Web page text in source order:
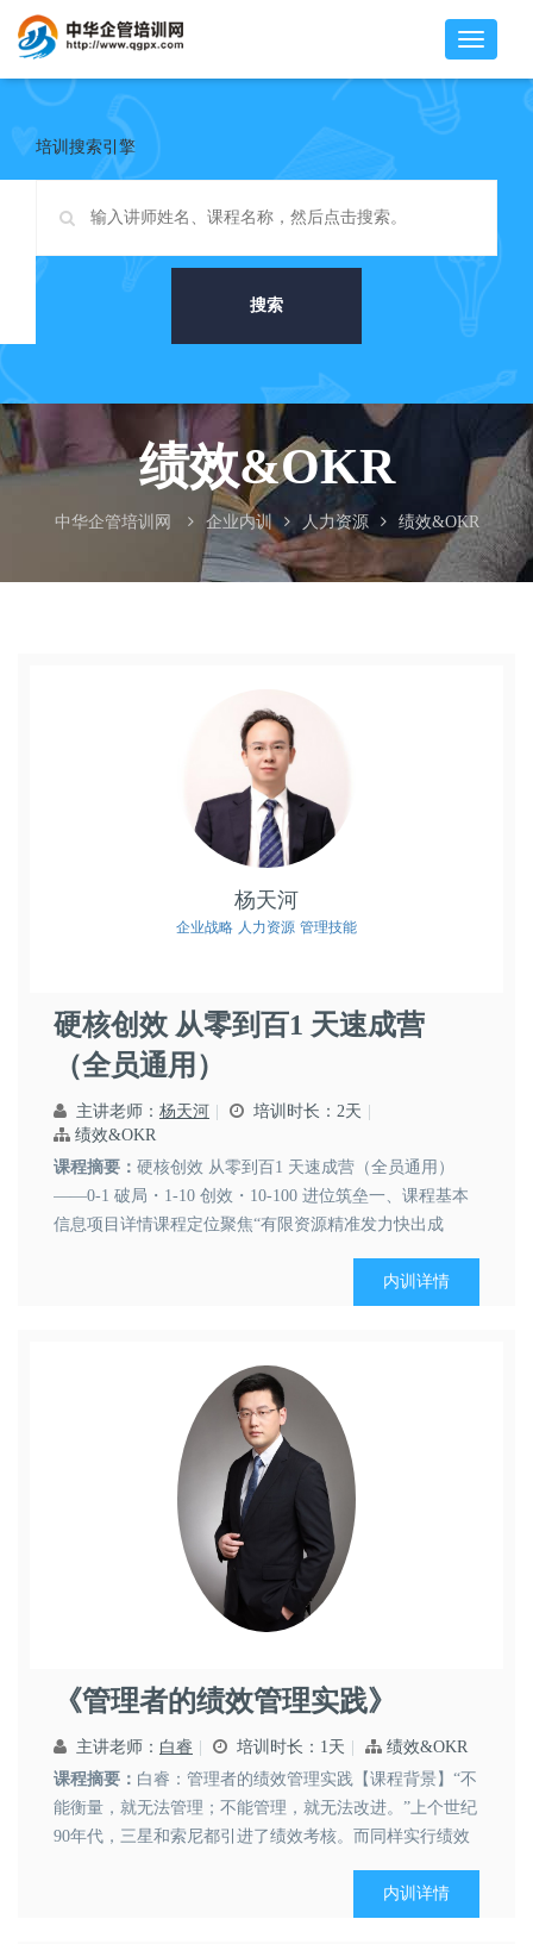
培训搜索引擎
搜索
绩效&OKR
中华企管培训网 企业内训 人力资源 绩效&OKR
杨天河
企业战略 人力资源 管理技能
硬核创效 从零到百1 天速成营
（全员通用）
主讲老师： 杨天河
培训时长：2天
绩效&OKR
课程摘要： 硬核创效 从零到百1 天速成营（全员通用）
——0-1 破局・1-10 创效・10-100 进位筑垒一、课程基本
信息项目详情课程定位聚焦“有限资源精准发力快出成
高层）导入新型创效管理范式——以价值共识对齐目标、
本源创新直击根源、精益执行落地结果、快速进位实...
内训详情
人力资源 管理技能
《管理者的绩效管理实践》
主讲老师： 白睿 培训时长：1天
绩效&OKR
课程摘要： 白睿：管理者的绩效管理实践【课程背景】“不
能衡量，就无法管理；不能管理，就无法改进。”上个世纪
90年代，三星和索尼都引进了绩效考核。而同样实行绩效
己被绩效毁了的同时，三星蒸蒸日上。可见，绩效本身就
是一把“双刃剑”。理念、工具、技巧、实施、逻辑和运营
内训详情